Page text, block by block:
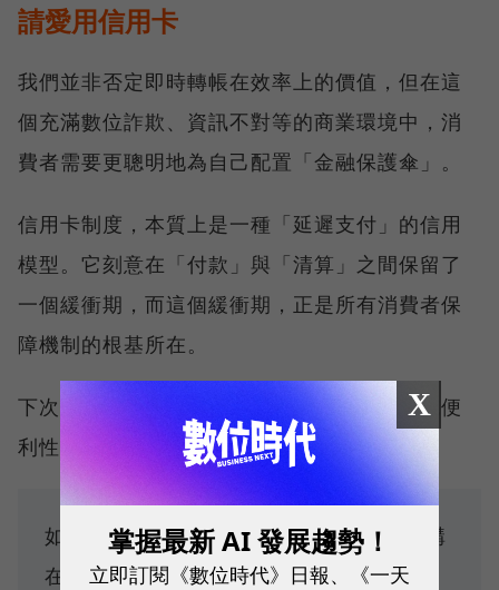
請愛用信用卡
我們並非否定即時轉帳在效率上的價值，但在這
個充滿數位詐欺、資訊不對等的商業環境中，消
費者需要更聰明地為自己配置「金融保護傘」。
信用卡制度，本質上是一種「延遲支付」的信用
模型。它刻意在「付款」與「清算」之間保留了
一個緩衝期，而這個緩衝期，正是所有消費者保
障機制的根基所在。
下次當你面臨支付選擇時，不應只考慮回饋或便
利性。你更該問自己一個問題：
如果這筆交易出了問題，我背後有多少機構
在幫我追討？還是只有我孤單一人？
X
掌握最新 AI 發展趨勢！
立即訂閱《數位時代》日報、《一天